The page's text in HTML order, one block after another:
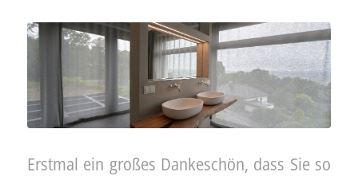
Erstmal ein großes Dankeschön, dass Sie so